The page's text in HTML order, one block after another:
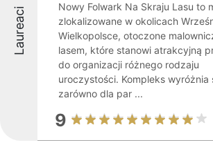
Laureaci
Nowy Folwark Na Skraju Lasu to
zlokalizowane w okolicach
Wielkopolsce, otoczone
lasem, które stanowi atrakcyjną
do organizacji różnego rodzaju
uroczystości. Kompleks wyróżnia
zarówno dla par ...
9